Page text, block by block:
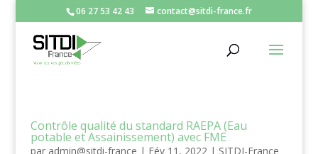
06 27 53 42 43 contact@sitdi-france.fr
Contrôle qualité du standard RAEPA (Eau
potable et Assainissement) avec FME
par admin@sitdi-france | Fév 11, 2022| SITDI-France